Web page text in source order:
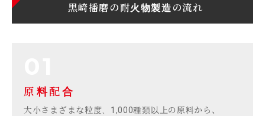
黒崎播磨の耐火物製造の流れ
原料配合
大小さまざまな粒度、1,000種類以上の原料から、